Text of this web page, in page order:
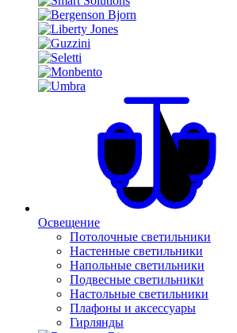
Освещение
Потолочные светильники
Настенные светильники
Напольные светильники
Подвесные светильники
Настольные светильники
Плафоны и аксессуары
Гирлянды